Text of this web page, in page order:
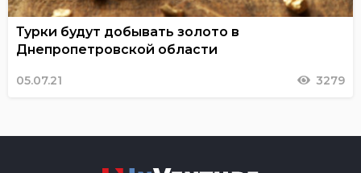
Турки будут добывать золото в
Днепропетровской области
05.07.21 3279